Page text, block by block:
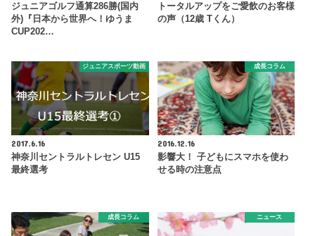
ジュニアゴルフ通算286勝(国内
外)『日本から世界へ！ゆうま
CUP202…
トータルアップをご愛飲のお客様
の声（12歳 Tくん）
ジュニアスポーツ動画
2017.6.16
神奈川セントラルトレセン U15
最終選考
成長コラム
2016.12.16
影響大！ 子どもにスマホを使わ
せる時の注意点
成長コラム ニュース